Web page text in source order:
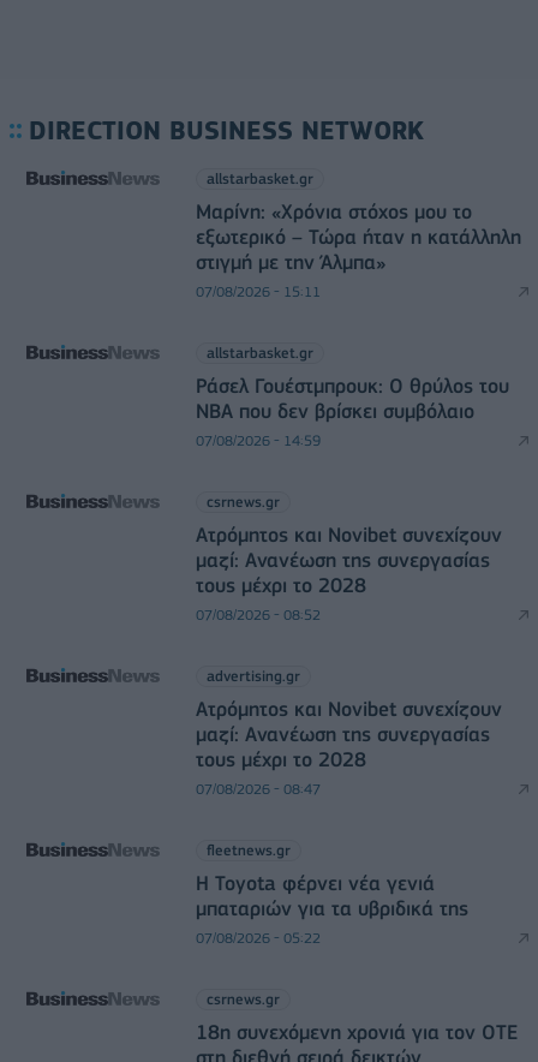
DIRECTION BUSINESS NETWORK
allstarbasket.gr
Μαρίνη: «Χρόνια στόχος μου το
εξωτερικό – Τώρα ήταν η κατάλληλη
στιγμή με την Άλμπα»
07/08/2026 - 15:11
allstarbasket.gr
Ράσελ Γουέστμπρουκ: Ο θρύλος του
NBA που δεν βρίσκει συμβόλαιο
07/08/2026 - 14:59
csrnews.gr
Ατρόμητος και Novibet συνεχίζουν
μαζί: Ανανέωση της συνεργασίας
τους μέχρι το 2028
07/08/2026 - 08:52
advertising.gr
Ατρόμητος και Novibet συνεχίζουν
μαζί: Ανανέωση της συνεργασίας
τους μέχρι το 2028
07/08/2026 - 08:47
fleetnews.gr
Η Toyota φέρνει νέα γενιά
μπαταριών για τα υβριδικά της
07/08/2026 - 05:22
csrnews.gr
18η συνεχόμενη χρονιά για τον ΟΤΕ
στη διεθνή σειρά δεικτών